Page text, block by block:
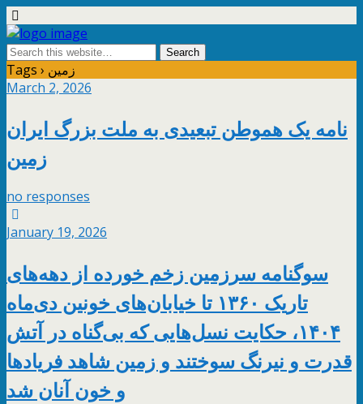
Tags › زمین
March 2, 2026
نامه یک هموطن تبعیدی به ملت بزرگ ایران
زمین
no responses
January 19, 2026
سوگنامه سرزمین زخم خورده از دهه‌های
تاریک ۱۳۶۰ تا خیابان‌های خونین دی‌ماه
۱۴۰۴، حکایت نسل‌هایی که بی‌گناه در آتش
قدرت و نیرنگ سوختند و زمین شاهد فریادها
و خون آنان شد